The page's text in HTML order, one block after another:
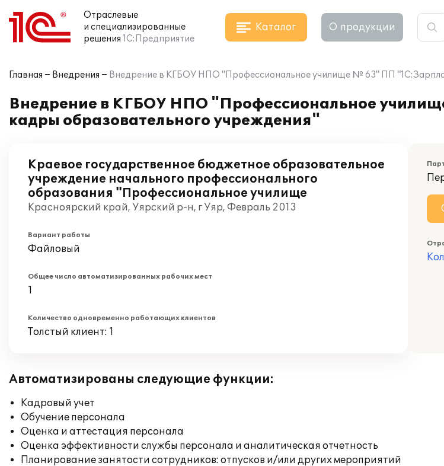
Отраслевые
и специализированные
решения 1С:Предприятие
Каталог О продукции
Главная Внедрения Внедрение в КГБОУ НПО "Профессиональное училище № 63" ПП
Внедрение в КГБОУ НПО "Профессиональное
кадры образовательного учреждения"
Краевое государственное бюджетное образовательное
учреждение начального профессионального
образования "Профессиональное училище
Красноярский край, Уярский р-н, г Уяр, Февраль 2013
Вариант работы
Файловый
Общее число автоматизированных рабочих мест
1
Количество одновременно работающих клиентов
Толстый клиент: 1
Автоматизированы следующие функции:
Кадровый учет
Обучение персонала
Оценка и аттестация персонала
Оценка эффективности службы персонала и аналитическая отчетность
Планирование занятости сотрудников: отпусков и/или других мероприятий